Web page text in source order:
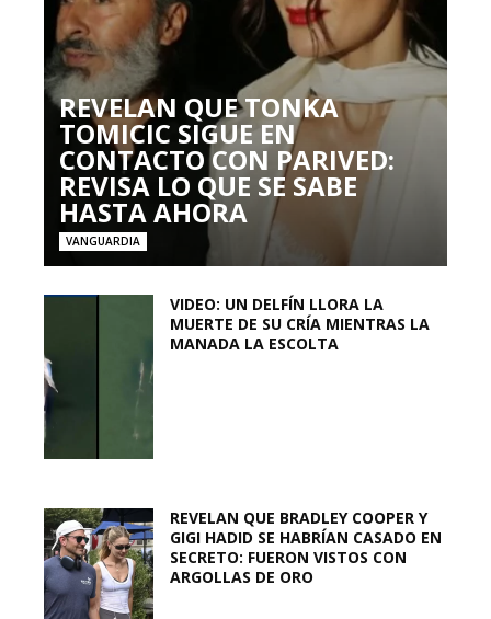
REVELAN QUE TONKA
TOMICIC SIGUE EN
CONTACTO CON PARIVED:
REVISA LO QUE SE SABE
HASTA AHORA
VANGUARDIA
VIDEO: UN DELFÍN LLORA LA
MUERTE DE SU CRÍA MIENTRAS LA
MANADA LA ESCOLTA
REVELAN QUE BRADLEY COOPER Y
GIGI HADID SE HABRÍAN CASADO EN
SECRETO: FUERON VISTOS CON
ARGOLLAS DE ORO